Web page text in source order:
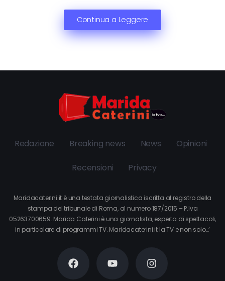
Continua a Leggere
Redazione Breaking news News Opinioni
Recensioni Privacy
Maridacaterini.it è una testata giornalistica iscritta al registro della
stampa del tribunale di Roma, al numero 187/2015 – P.Iva
05263700659. Marida Caterini è una giornalista, esperta di spettacoli,
in particolare di programmi TV. Maridacaterini.it la TV e non solo…’